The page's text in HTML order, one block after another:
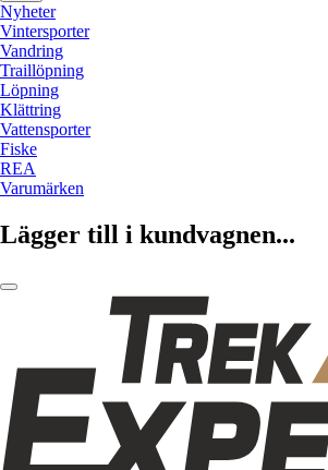
Nyheter
Vintersporter
Vandring
Traillöpning
Löpning
Klättring
Vattensporter
Fiske
REA
Varumärken
Lägger till i kundvagnen...